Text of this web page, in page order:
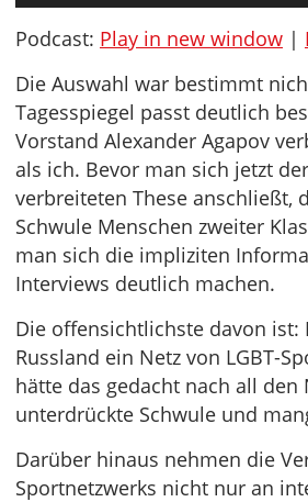
Player
Podcast: Play in new window |
Die Auswahl war bestimmt
Tagesspiegel passt deutlich
Vorstand Alexander Agapov
als ich. Bevor man sich jetzt
verbreiteten These anschließt,
Schwule Menschen zweiter
man sich die impliziten
Interviews deutlich machen.
Die offensichtlichste davon ist:
Russland ein Netz von LGBT-
hätte das gedacht nach all
unterdrückte Schwule und
Darüber hinaus nehmen die
Sportnetzwerks nicht nur an